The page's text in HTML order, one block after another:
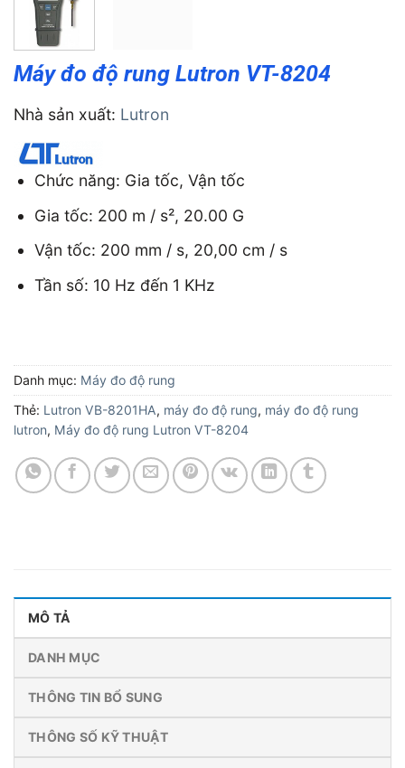
Máy đo độ rung Lutron VT-8204
Nhà sản xuất: Lutron
Chức năng: Gia tốc, Vận tốc
Gia tốc: 200 m / s², 20.00 G
Vận tốc: 200 mm / s, 20,00 cm / s
Tần số: 10 Hz đến 1 KHz
Danh mục: Máy đo độ rung
Thẻ: Lutron VB-8201HA, máy đo độ rung, máy đo độ rung
lutron, Máy đo độ rung Lutron VT-8204
MÔ TẢ
DANH MỤC
THÔNG TIN BỔ SUNG
THÔNG SỐ KỸ THUẬT